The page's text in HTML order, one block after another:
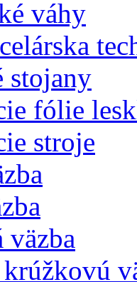
váhy
stojany
fólie
stroje
väzba